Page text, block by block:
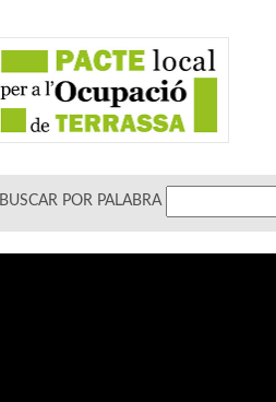
BUSCAR POR PALABRA